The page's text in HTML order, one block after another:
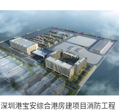
深圳港宝安综合港房建项目消防工程